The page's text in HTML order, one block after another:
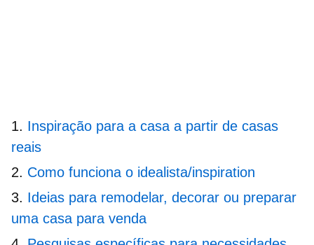
Inspiração para a casa a partir de casas
reais
Como funciona o idealista/inspiration
Ideias para remodelar, decorar ou preparar
uma casa para venda